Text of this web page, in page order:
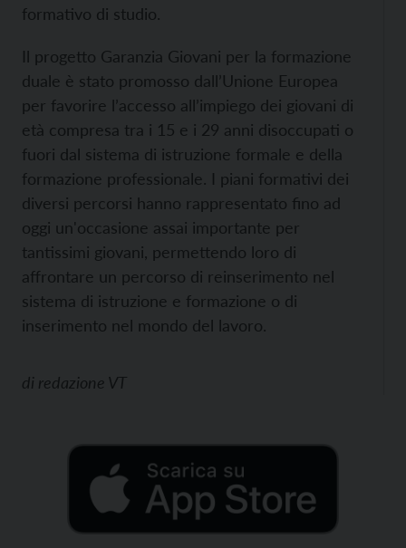
formativo di studio.
Il progetto Garanzia Giovani per la formazione
duale è stato promosso dall’Unione Europea
per favorire l’accesso all’impiego dei giovani di
età compresa tra i 15 e i 29 anni disoccupati o
fuori dal sistema di istruzione formale e della
formazione professionale. I piani formativi dei
diversi percorsi hanno rappresentato fino ad
oggi un'occasione assai importante per
tantissimi giovani, permettendo loro di
affrontare un percorso di reinserimento nel
sistema di istruzione e formazione o di
inserimento nel mondo del lavoro.
di redazione VT